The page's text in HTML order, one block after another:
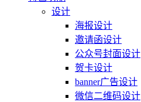
设计
海报设计
邀请函设计
公众号封面设计
贺卡设计
banner广告设计
微信二维码设计